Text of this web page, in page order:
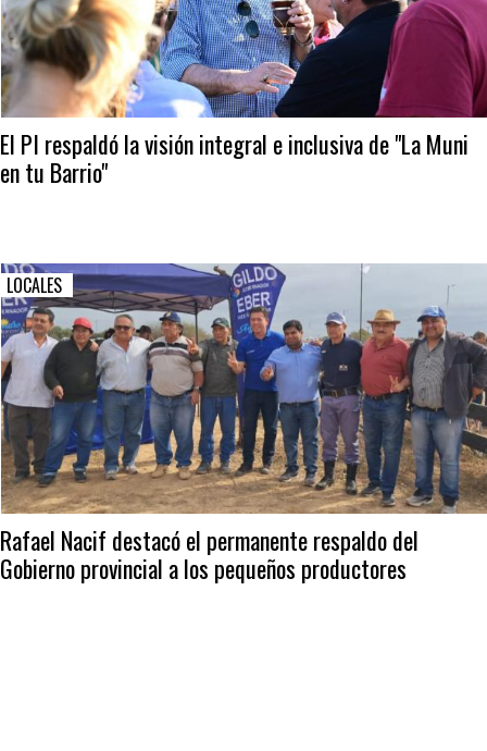
El PI respaldó la visión integral e inclusiva de "La Muni
en tu Barrio"
LOCALES
Rafael Nacif destacó el permanente respaldo del
Gobierno provincial a los pequeños productores